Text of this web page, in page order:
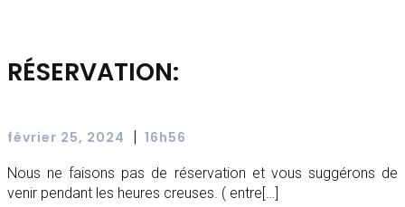
RÉSERVATION:
février 25, 2024 | 16h56
Nous ne faisons pas de réservation et vous suggérons de
venir pendant les heures creuses. ( entre[…]